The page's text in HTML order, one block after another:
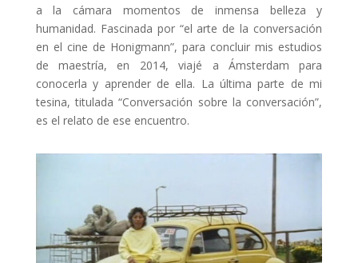
a la cámara momentos de inmensa belleza y
humanidad. Fascinada por “el arte de la conversación
en el cine de Honigmann”, para concluir mis estudios
de maestría, en 2014, viajé a Ámsterdam para
conocerla y aprender de ella. La última parte de mi
tesina, titulada “Conversación sobre la conversación”,
es el relato de ese encuentro.